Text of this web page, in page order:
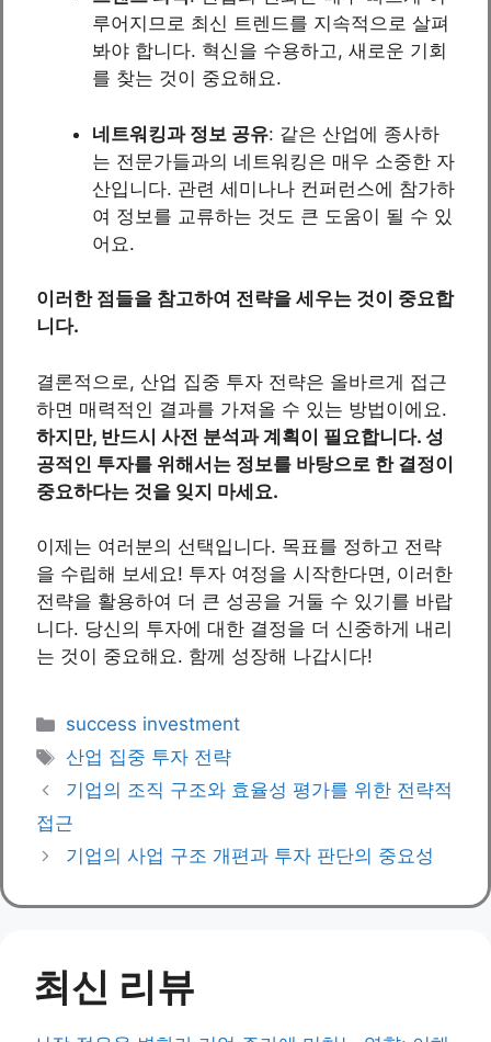
루어지므로 최신 트렌드를 지속적으로 살펴
봐야 합니다. 혁신을 수용하고, 새로운 기회
를 찾는 것이 중요해요.
네트워킹과 정보 공유: 같은 산업에 종사하
는 전문가들과의 네트워킹은 매우 소중한 자
산입니다. 관련 세미나나 컨퍼런스에 참가하
여 정보를 교류하는 것도 큰 도움이 될 수 있
어요.
이러한 점들을 참고하여 전략을 세우는 것이 중요합
니다.
결론적으로, 산업 집중 투자 전략은 올바르게 접근
하면 매력적인 결과를 가져올 수 있는 방법이에요.
하지만, 반드시 사전 분석과 계획이 필요합니다. 성
공적인 투자를 위해서는 정보를 바탕으로 한 결정이
중요하다는 것을 잊지 마세요.
이제는 여러분의 선택입니다. 목표를 정하고 전략
을 수립해 보세요! 투자 여정을 시작한다면, 이러한
전략을 활용하여 더 큰 성공을 거둘 수 있기를 바랍
니다. 당신의 투자에 대한 결정을 더 신중하게 내리
는 것이 중요해요. 함께 성장해 나갑시다!
Categories
success investment
Tags
산업 집중 투자 전략
기업의 조직 구조와 효율성 평가를 위한 전략적
접근
기업의 사업 구조 개편과 투자 판단의 중요성
최신 리뷰